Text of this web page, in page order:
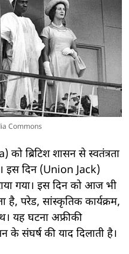
Commons
ब्रिटिश शासन से स्वतंत्रता
इस दिन (Union Jack)
गया। इस दिन को आज भी
है, परेड, सांस्कृतिक कार्यक्रम,
यह घटना अफ्रीकी
संघर्ष की याद दिलाती है।